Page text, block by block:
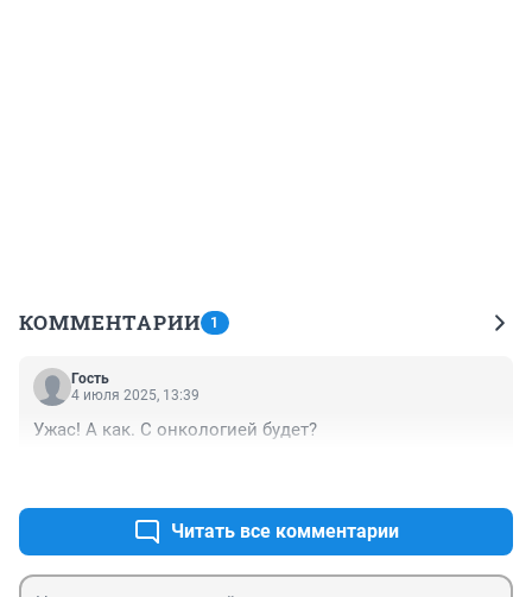
КОММЕНТАРИИ 1
Гость
4 июля 2025, 13:39
Ужас! А как. С онкологией будет?
Читать все комментарии